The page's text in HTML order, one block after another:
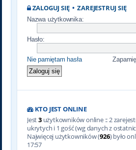
ZALOGUJ SIĘ•ZAREJESTRUJ SIĘ
Nazwa użytkownika:
Hasło:
Nie pamiętam hasła
KTO JEST ONLINE
Jest3użytkowników online :: 2
ukrytych i 1 gość (wg danych z
Najwięcej użytkowników (926) było
17:57